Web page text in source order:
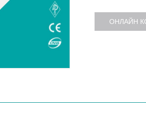
ОНЛАЙН